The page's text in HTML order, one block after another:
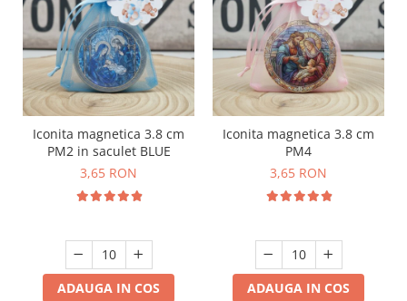
Iconita magnetica 3.8 cm
PM2 in saculet BLUE
3,65 RON
ADAUGA IN COS
Iconita magnetica 3.8 cm
PM4
3,65 RON
ADAUGA IN COS